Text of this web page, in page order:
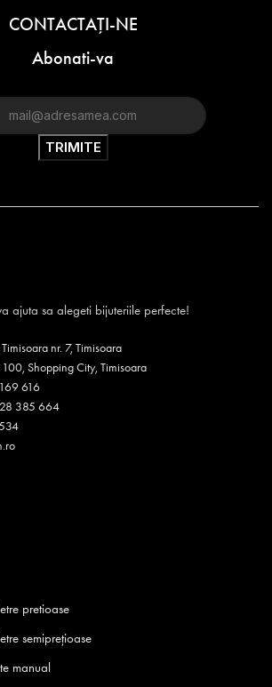
CONTACTAŢI-NE
Abonati-va
ajuta sa alegeti bijuteriile perfecte!
nr. 7, Timisoara
Shopping City, Timisoara
616
385 664
pretioase
semiprețioase
manual